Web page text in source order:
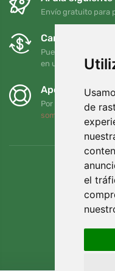
de
el
Envío gratuito para
Cambios y
Puede devolver o
en un plazo de 90
Apoyamos a
Por cada pedido
somos